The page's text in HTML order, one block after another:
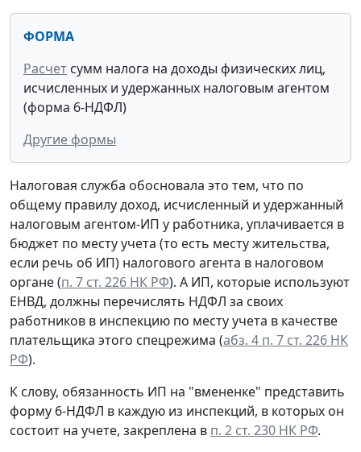
ФОРМА
Расчет сумм налога на доходы физических лиц,
исчисленных и удержанных налоговым агентом
(форма 6-НДФЛ)
Другие формы
Налоговая служба обосновала это тем, что по
общему правилу доход, исчисленный и удержанный
налоговым агентом-ИП у работника, уплачивается в
бюджет по месту учета (то есть месту жительства,
если речь об ИП) налогового агента в налоговом
органе (п. 7 ст. 226 НК РФ). А ИП, которые используют
ЕНВД, должны перечислять НДФЛ за своих
работников в инспекцию по месту учета в качестве
плательщика этого спецрежима (абз. 4 п. 7 ст. 226 НК
РФ).
К слову, обязанность ИП на "вмененке" представить
форму 6-НДФЛ в каждую из инспекций, в которых он
состоит на учете, закреплена в п. 2 ст. 230 НК РФ.